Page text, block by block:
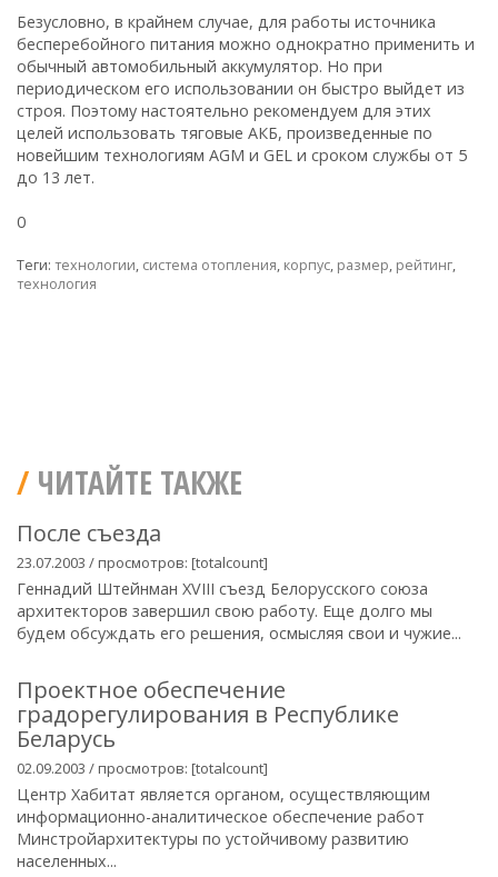
Безусловно, в крайнем случае, для работы источника
бесперебойного питания можно однократно применить и
обычный автомобильный аккумулятор. Но при
периодическом его использовании он быстро выйдет из
строя. Поэтому настоятельно рекомендуем для этих
целей использовать тяговые АКБ, произведенные по
новейшим технологиям AGM и GEL и сроком службы от 5
до 13 лет.
0
Теги: технологии, система отопления, корпус, размер, рейтинг,
технология
ЧИТАЙТЕ ТАКЖЕ
После съезда
23.07.2003 / просмотров: [totalcount]
Геннадий Штейнман XVIII съезд Белорусского союза
архитекторов завершил свою работу. Еще долго мы
будем обсуждать его решения, осмысляя свои и чужие...
Проектное обеспечение
градорегулирования в Республике
Беларусь
02.09.2003 / просмотров: [totalcount]
Центр Хабитат является органом, осуществляющим
информационно-аналитическое обеспечение работ
Минстройархитектуры по устойчивому развитию
населенных...